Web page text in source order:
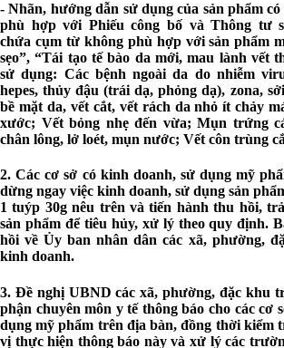
- Nhãn, hướng dẫn sử dụng của sản phẩm
phù hợp với Phiếu công bố và Thông tư
chứa cụm từ không phù hợp với sản phẩm
sẹo”, “Tái tạo tế bào da mới, mau lành vết
sử dụng: Các bệnh ngoài da do nhiễm
hepes, thủy đậu (trái dạ, phỏng dạ), zona,
bề mặt da, vết cắt, vết rách da nhỏ ít chảy
xước; Vết bỏng nhẹ đến vừa; Mụn trứng
chân lông, lở loét, mụn nước; Vết côn trùng
2. Các cơ sở có kinh doanh, sử dụng mỹ
dừng ngay việc kinh doanh, sử dụng sản
1 tuýp 30g nêu trên và tiến hành thu hồi,
sản phẩm để tiêu hủy, xử lý theo quy định.
hồi về Ủy ban nhân dân các xã, phường,
kinh doanh.
3. Đề nghị UBND các xã, phường, đặc khu
phận chuyên môn y tế thông báo cho các cơ
dụng mỹ phẩm trên địa bàn, đồng thời kiểm
vị thực hiện thông báo này và xử lý các